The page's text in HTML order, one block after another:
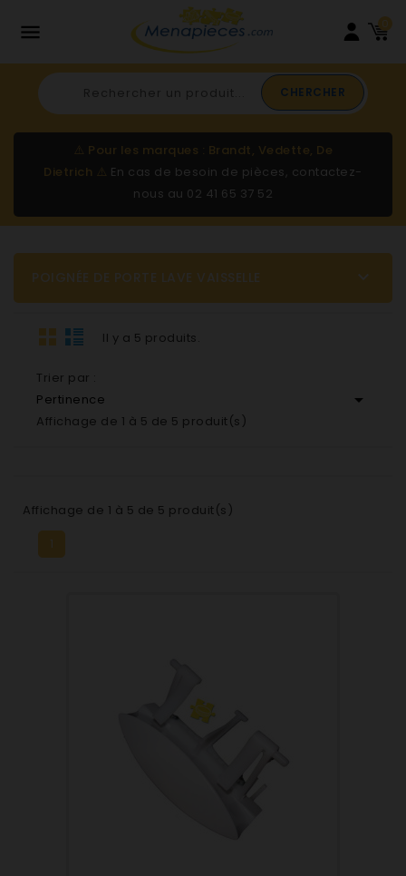
 0
CHERCHER
⚠️ Pour les marques : Brandt, Vedette, De
Dietrich ⚠️ En cas de besoin de pièces, contactez-
nous au 02 41 65 37 52
POIGNÉE DE PORTE LAVE VAISSELLE 
Il y a 5 produits.
Trier par :
Pertinence

Affichage de 1 à 5 de 5 produit(s)
Affichage de 1 à 5 de 5 produit(s)
1